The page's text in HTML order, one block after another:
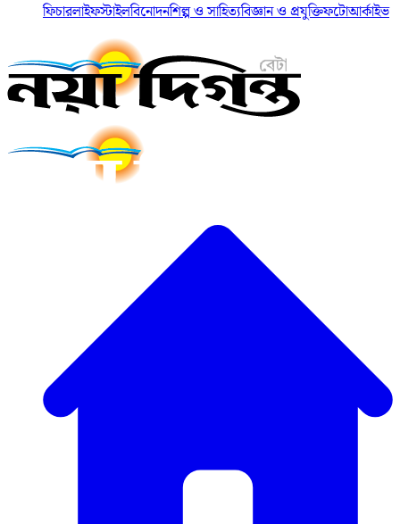
ফিচারলাইফস্টাইলবিনোদনশিল্প ও সাহিত্যবিজ্ঞান ও প্রযুক্তিফটোআর্কাইভ